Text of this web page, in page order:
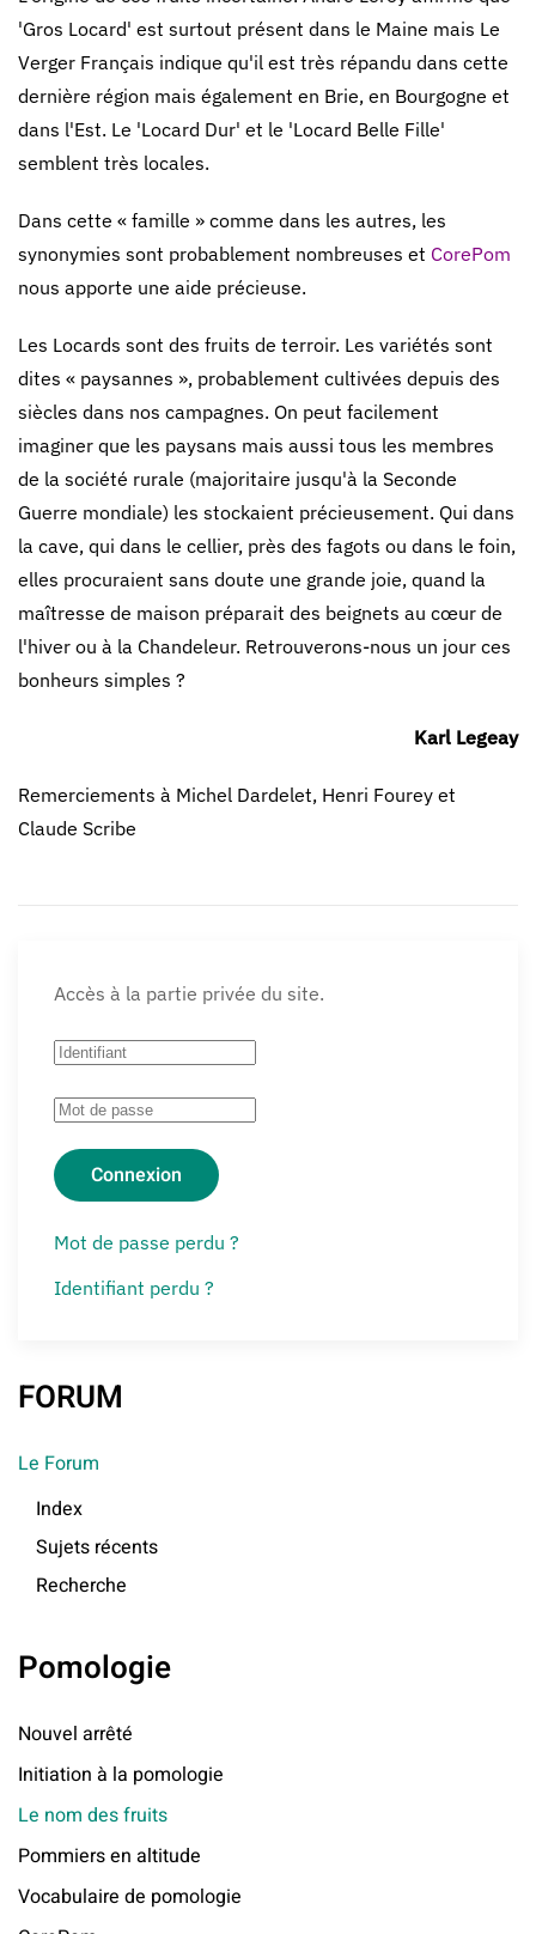
'Gros Locard' est surtout présent dans le Maine mais Le
Verger Français indique qu'il est très répandu dans cette
dernière région mais également en Brie, en Bourgogne et
dans l'Est. Le 'Locard Dur' et le 'Locard Belle Fille'
semblent très locales.
Dans cette « famille » comme dans les autres, les
synonymies sont probablement nombreuses et CorePom
nous apporte une aide précieuse.
Les Locards sont des fruits de terroir. Les variétés sont
dites « paysannes », probablement cultivées depuis des
siècles dans nos campagnes. On peut facilement
imaginer que les paysans mais aussi tous les membres
de la société rurale (majoritaire jusqu'à la Seconde
Guerre mondiale) les stockaient précieusement. Qui dans
la cave, qui dans le cellier, près des fagots ou dans le foin,
elles procuraient sans doute une grande joie, quand la
maîtresse de maison préparait des beignets au cœur de
l'hiver ou à la Chandeleur. Retrouverons-nous un jour ces
bonheurs simples ?
Karl Legeay
Remerciements à Michel Dardelet, Henri Fourey et
Claude Scribe
Accès à la partie privée du site.
Connexion
Mot de passe perdu ?
Identifiant perdu ?
FORUM
Le Forum
Index
Sujets récents
Recherche
Pomologie
Nouvel arrêté
Initiation à la pomologie
Le nom des fruits
Pommiers en altitude
Vocabulaire de pomologie